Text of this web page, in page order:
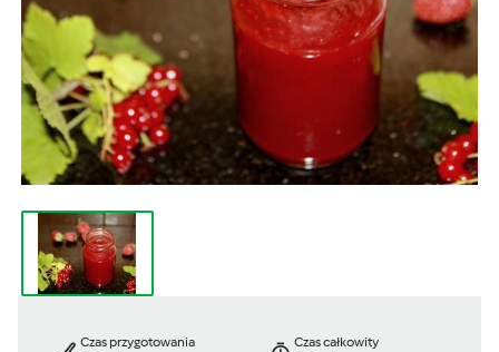
Czas przygotowania
Czas całkowity